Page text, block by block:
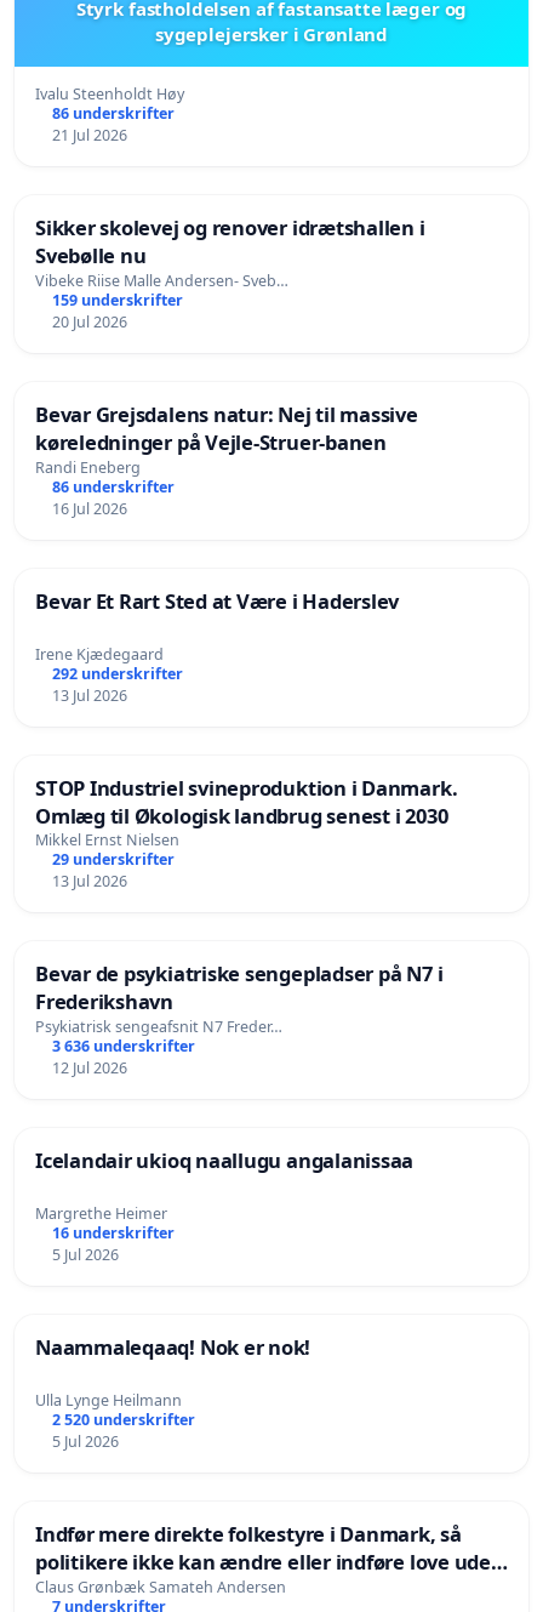
Styrk fastholdelsen af fastansatte læger og
sygeplejersker i Grønland
Ivalu Steenholdt Høy
86 underskrifter
21 Jul 2026
Sikker skolevej og renover idrætshallen i
Svebølle nu
Vibeke Riise Malle Andersen- Sveb…
159 underskrifter
20 Jul 2026
Bevar Grejsdalens natur: Nej til massive
køreledninger på Vejle-Struer-banen
Randi Eneberg
86 underskrifter
16 Jul 2026
Bevar Et Rart Sted at Være i Haderslev
Irene Kjædegaard
292 underskrifter
13 Jul 2026
STOP Industriel svineproduktion i Danmark.
Omlæg til Økologisk landbrug senest i 2030
Mikkel Ernst Nielsen
29 underskrifter
13 Jul 2026
Bevar de psykiatriske sengepladser på N7 i
Frederikshavn
Psykiatrisk sengeafsnit N7 Freder…
3 636 underskrifter
12 Jul 2026
Icelandair ukioq naallugu angalanissaa
Margrethe Heimer
16 underskrifter
5 Jul 2026
Naammaleqaaq! Nok er nok!
Ulla Lynge Heilmann
2 520 underskrifter
5 Jul 2026
Indfør mere direkte folkestyre i Danmark, så
politikere ikke kan ændre eller indføre love uden
folkelig opbakning
Claus Grønbæk Samateh Andersen
7 underskrifter